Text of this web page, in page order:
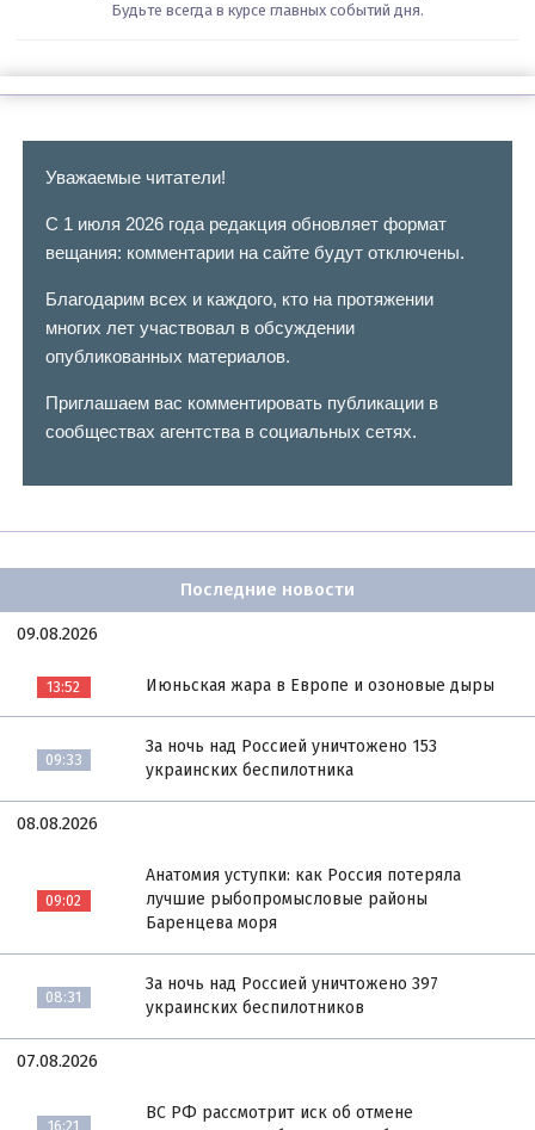
Будьте всегда в курсе главных событий дня.
Уважаемые читатели!
С 1 июля 2026 года редакция обновляет формат
вещания: комментарии на сайте будут отключены.
Благодарим всех и каждого, кто на протяжении
многих лет участвовал в обсуждении
опубликованных материалов.
Приглашаем вас комментировать публикации в
сообществах агентства в социальных сетях.
Последние новости
09.08.2026
13:52 Июньская жара в Европе и озоновые дыры
09:33
За ночь над Россией уничтожено 153
украинских беспилотника
08.08.2026
09:02
Анатомия уступки: как Россия потеряла
лучшие рыбопромысловые районы
Баренцева моря
08:31
За ночь над Россией уничтожено 397
украинских беспилотников
07.08.2026
16:21
ВС РФ рассмотрит иск об отмене